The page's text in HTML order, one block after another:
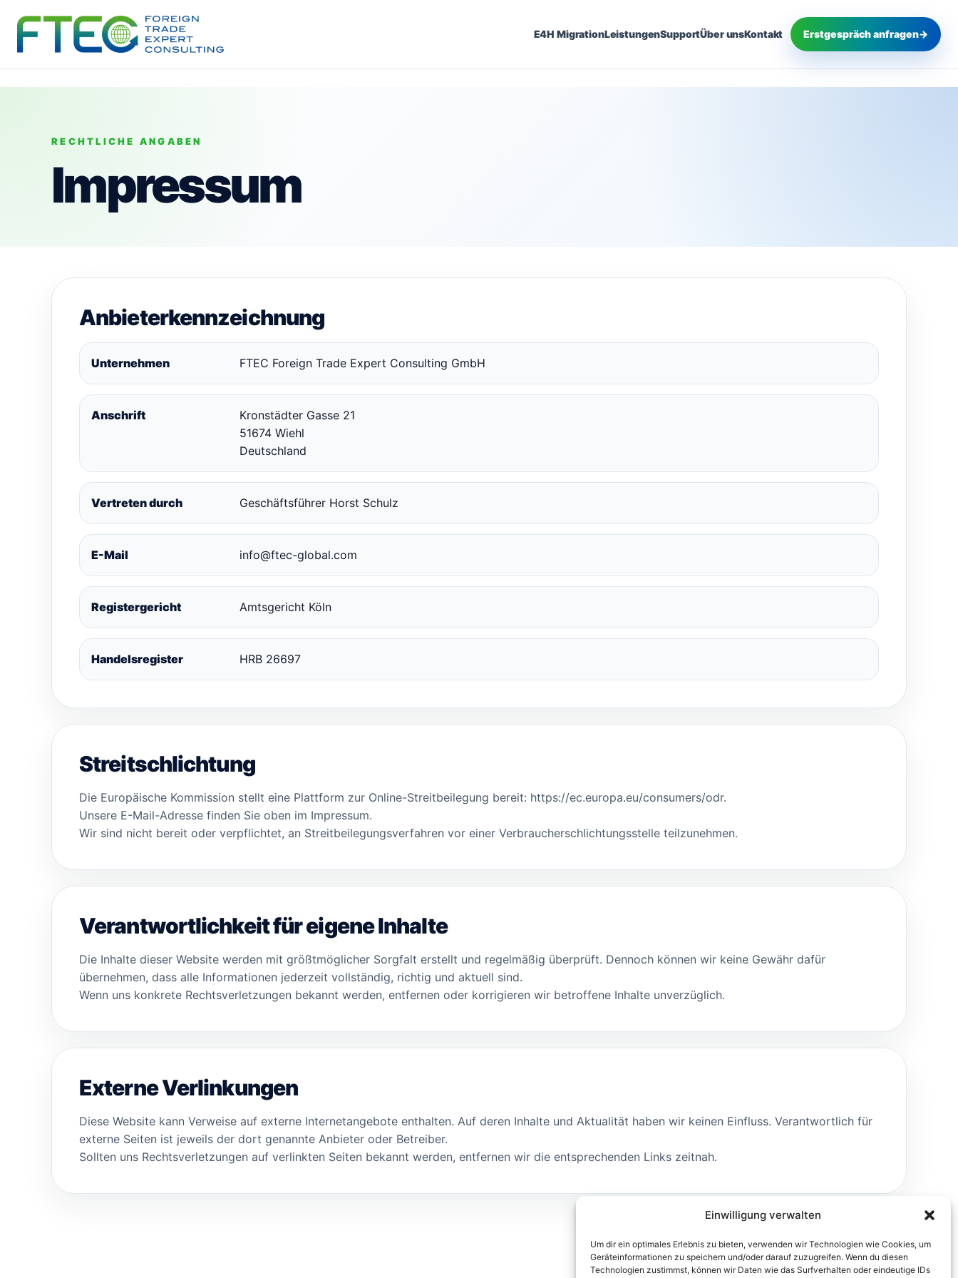
Einwilligung verwalten
Um dir ein optimales Erlebnis zu bieten, verwenden wir Technologien wie Cookies, um
Geräteinformationen zu speichern und/oder darauf zuzugreifen. Wenn du diesen
Technologien zustimmst, können wir Daten wie das Surfverhalten oder eindeutige IDs
E4H MigrationLeistungenSupportÜber unsKontakt Erstgespräch anfragen→
RECHTLICHE ANGABEN
Impressum
Anbieterkennzeichnung
Unternehmen FTEC Foreign Trade Expert Consulting GmbH
Anschrift
Kronstädter Gasse 21
51674 Wiehl
Deutschland
Vertreten durch Geschäftsführer Horst Schulz
E-Mail info@ftec-global.com
Registergericht Amtsgericht Köln
Handelsregister HRB 26697
Streitschlichtung
Die Europäische Kommission stellt eine Plattform zur Online-Streitbeilegung bereit: https://ec.europa.eu/consumers/odr.
Unsere E-Mail-Adresse finden Sie oben im Impressum.
Wir sind nicht bereit oder verpflichtet, an Streitbeilegungsverfahren vor einer Verbraucherschlichtungsstelle teilzunehmen.
Verantwortlichkeit für eigene Inhalte
Die Inhalte dieser Website werden mit größtmöglicher Sorgfalt erstellt und regelmäßig überprüft. Dennoch können wir keine Gewähr dafür
übernehmen, dass alle Informationen jederzeit vollständig, richtig und aktuell sind.
Wenn uns konkrete Rechtsverletzungen bekannt werden, entfernen oder korrigieren wir betroffene Inhalte unverzüglich.
Externe Verlinkungen
Diese Website kann Verweise auf externe Internetangebote enthalten. Auf deren Inhalte und Aktualität haben wir keinen Einfluss. Verantwortlich für
externe Seiten ist jeweils der dort genannte Anbieter oder Betreiber.
Sollten uns Rechtsverletzungen auf verlinkten Seiten bekannt werden, entfernen wir die entsprechenden Links zeitnah.